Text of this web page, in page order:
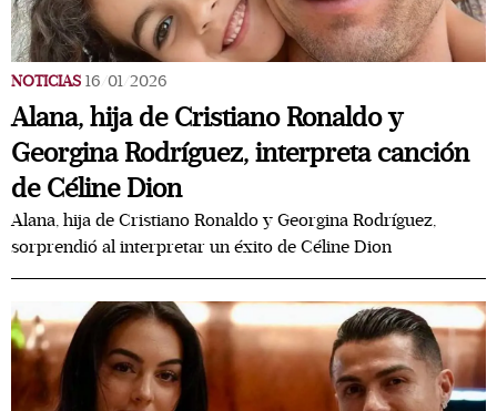
NOTICIAS 16/01/2026
Alana, hija de Cristiano Ronaldo y
Georgina Rodríguez, interpreta canción
de Céline Dion
Alana, hija de Cristiano Ronaldo y Georgina Rodríguez,
sorprendió al interpretar un éxito de Céline Dion